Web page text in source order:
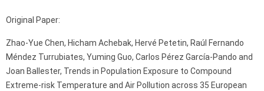
Original Paper:
Zhao-Yue Chen, Hicham Achebak, Hervé Petetin, Raúl Fernando
Méndez Turrubiates, Yuming Guo, Carlos Pérez García-Pando and
Joan Ballester, Trends in Population Exposure to Compound
Extreme-risk Temperature and Air Pollution across 35 European